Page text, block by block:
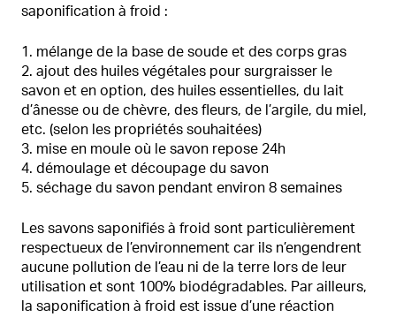
saponification à froid :
mélange de la base de soude et des corps gras
ajout des huiles végétales pour surgraisser le
savon et en option, des huiles essentielles, du lait
d’ânesse ou de chèvre, des fleurs, de l’argile, du miel,
etc. (selon les propriétés souhaitées)
mise en moule où le savon repose 24h
démoulage et découpage du savon
séchage du savon pendant environ 8 semaines
Les savons saponifiés à froid sont particulièrement
respectueux de l’environnement car ils n’engendrent
aucune pollution de l’eau ni de la terre lors de leur
utilisation et sont 100% biodégradables. Par ailleurs,
la saponification à froid est issue d’une réaction